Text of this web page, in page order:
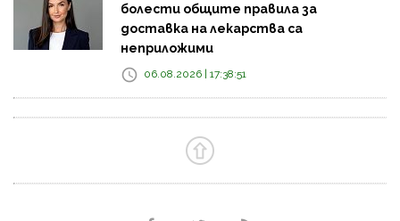
болести общите правила за
доставка на лекарства са
неприложими
06.08.2026 | 17:38:51